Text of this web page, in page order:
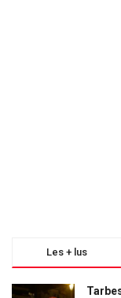
Les + lus